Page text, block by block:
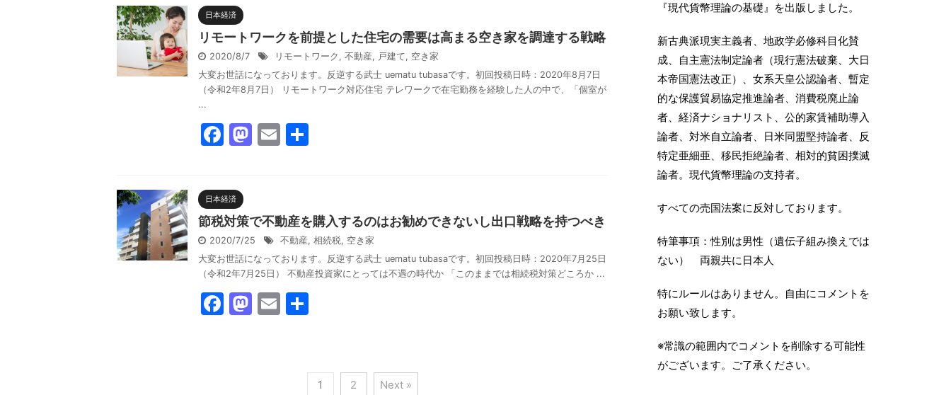
e
b
o
o
d
o
n
日本経済
リモートワークを前提とした住宅の需要は高まる空き家を調達する戦略
2020/8/7 リモートワーク , 不動産, 戸建て, 空き家
大変お世話になっております。反逆する武士 uematu tubasaです。初回投稿日時：2020年8月7日
（令和2年8月7日） リモートワーク対応住宅 テレワークで在宅勤務を経験した人の中で、「個室が
...
F
e
b
o
o
k
M
d
o
n
E
日本経済
節税対策で不動産を購入するのはお勧めできないし出口戦略を持つべき
2020/7/25 不動産, 相続税, 空き家
大変お世話になっております。反逆する武士 uematu tubasaです。初回投稿日時：2020年7月25日
（令和2年7月25日） 不動産投資家にとっては不遇の時代か 「このままでは相続税対策どころか ...
F
M E
1 2 Next »
『現代貨幣理論の基礎』を出版しました。
新古典派現実主義者、地政学必修科目化賛
成、自主憲法制定論者（現行憲法破棄、大日
本帝国憲法改正）、女系天皇公認論者、暫定
的な保護貿易協定推進論者、消費税廃止論
者、経済ナショナリスト、公的家賃補助導入
論者、対米自立論者、日米同盟堅持論者、反
特定亜細亜、移民拒絶論者、相対的貧困撲滅
論者。現代貨幣理論の支持者。
すべての売国法案に反対しております。
特筆事項：性別は男性（遺伝子組み換えでは
ない） 両親共に日本人
特にルールはありません。自由にコメントを
お願い致します。
※常識の範囲内でコメントを削除する可能性
がございます。ご了承ください。